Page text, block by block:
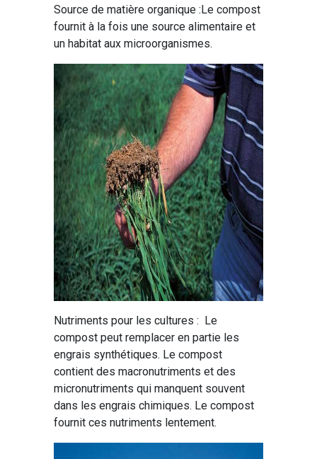
Source de matière organique :Le compost
fournit à la fois une source alimentaire et
un habitat aux microorganismes.
Nutriments pour les cultures : Le
compost peut remplacer en partie les
engrais synthétiques. Le compost
contient des macronutriments et des
micronutriments qui manquent souvent
dans les engrais chimiques. Le compost
fournit ces nutriments lentement.